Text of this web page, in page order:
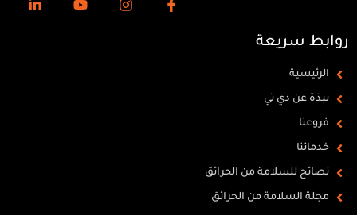
روابط سريعة
الرئيسية
نبذة عن دي تي
فروعنا
خدماتنا
نصائح للسلامة من الحرائق
مجلة السلامة من الحرائق